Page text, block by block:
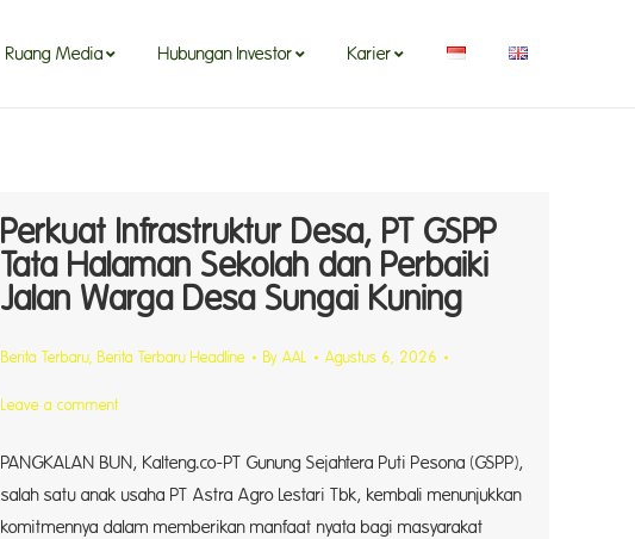
Ruang Media Hubungan Investor Karier
Perkuat Infrastruktur Desa, PT GSPP
Tata Halaman Sekolah dan Perbaiki
Jalan Warga Desa Sungai Kuning
Berita Terbaru, Berita Terbaru Headline By AAL Agustus 6, 2026
Leave a comment
PANGKALAN BUN, Kalteng.co-PT Gunung Sejahtera Puti Pesona (GSPP),
salah satu anak usaha PT Astra Agro Lestari Tbk, kembali menunjukkan
komitmennya dalam memberikan manfaat nyata bagi masyarakat